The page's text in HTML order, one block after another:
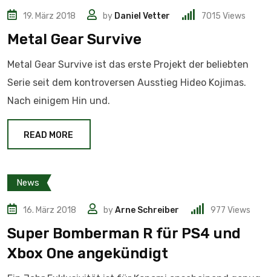
19. März 2018 by Daniel Vetter 7015 Views
Metal Gear Survive
Metal Gear Survive ist das erste Projekt der beliebten
Serie seit dem kontroversen Ausstieg Hideo Kojimas.
Nach einigem Hin und.
READ MORE
News
16. März 2018 byArne Schreiber 977 Views
Super Bomberman R für PS4 und
Xbox One angekündigt